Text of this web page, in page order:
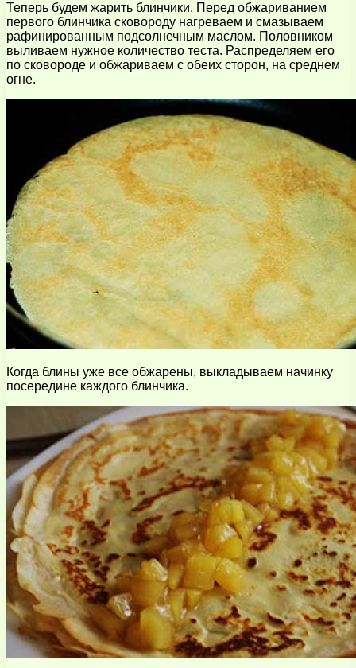
Теперь будем жарить блинчики. Перед обжариванием
первого блинчика сковороду нагреваем и смазываем
рафинированным подсолнечным маслом. Половником
выливаем нужное количество теста. Распределяем его
по сковороде и обжариваем с обеих сторон, на среднем
огне.
Когда блины уже все обжарены, выкладываем начинку
посередине каждого блинчика.